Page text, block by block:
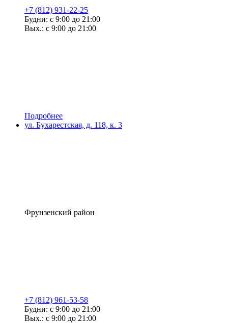
+7 (812) 931-22-25
Будни: с 9:00 до 21:00
Вых.: с 9:00 до 21:00
Подробнее
ул. Бухарестская, д. 118, к. 3
Фрунзенский район
+7 (812) 961-53-58
Будни: с 9:00 до 21:00
Вых.: с 9:00 до 21:00